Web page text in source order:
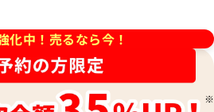
す
117,000円
※2022年5月9日時点の参考買
化中！売るなら今！